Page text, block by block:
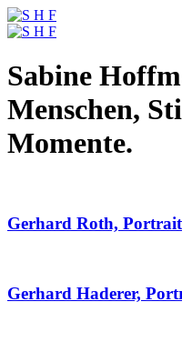
Sabine
Menschen,
Momente.
Gerhard Roth, Portrait
Gerhard Haderer,